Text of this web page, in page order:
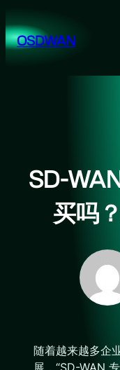
至
内OSDWAN
SD-
买吗
随着越来越多企
展，“SD-WAN